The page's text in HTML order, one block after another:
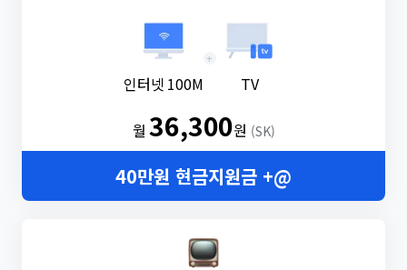
인터넷 100M
+
TV
월36,300원 (SK)
40만원 현금지원금 +@